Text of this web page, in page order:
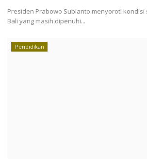
Presiden Prabowo Subianto menyoroti kondisi
Bali yang masih dipenuhi...
Pendidikan